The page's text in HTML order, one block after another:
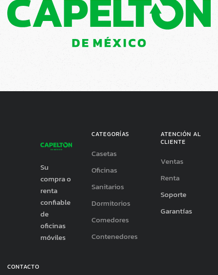
Su
compra o
renta
confiable
de
oficinas
móviles
CATEGORÍAS
Casetas
Oficinas
Sanitarios
Dormitorios
Comedores
Contenedores
ATENCIÓN AL
CLIENTE
Ventas
Renta
Soporte
Garantías
CONTACTO